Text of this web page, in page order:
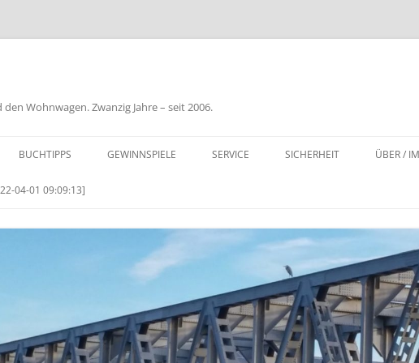
Wohnwagen. Zwanzig Jahre – seit 2006.
BUCHTIPPS GEWINNSPIELE SERVICE SICHERHEIT ÜBER /
04-01 09:09:13]